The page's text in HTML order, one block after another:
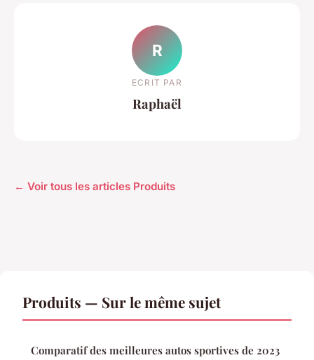
R
ECRIT PAR
Raphaël
← Voir tous les articles Produits
Produits — Sur le même sujet
Comparatif des meilleures autos sportives de 2023